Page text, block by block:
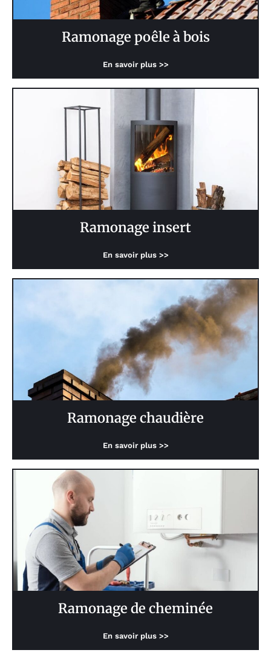
Ramonage poêle à bois
En savoir plus >>
Ramonage insert
En savoir plus >>
Ramonage chaudière
En savoir plus >>
Ramonage de cheminée
En savoir plus >>